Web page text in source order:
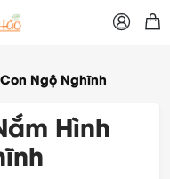
 
Ngộ Nghĩnh
Hình